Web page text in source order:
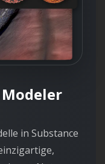
in Substance